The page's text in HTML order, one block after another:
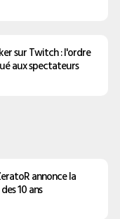
sur Twitch : l'ordre
aux spectateurs
annonce la
10 ans